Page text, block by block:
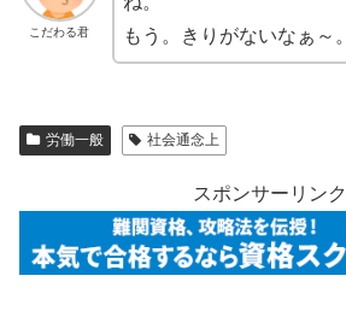
こだわる君
もう。きりがないなぁ～。
労働一般 社会通念上
スポンサーリンク